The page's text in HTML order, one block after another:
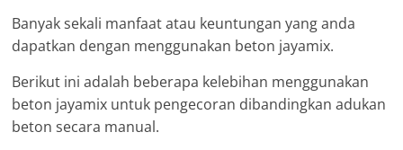
Banyak sekali manfaat atau keuntungan yang anda
dapatkan dengan menggunakan beton jayamix.
Berikut ini adalah beberapa kelebihan menggunakan
beton jayamix untuk pengecoran dibandingkan adukan
beton secara manual.